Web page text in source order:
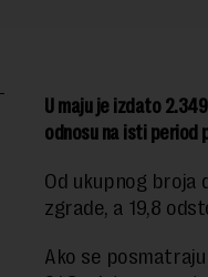
U maju je izdato
odnosu na isti period
Od ukupnog broja
zgrade, a 19,8
Ako se